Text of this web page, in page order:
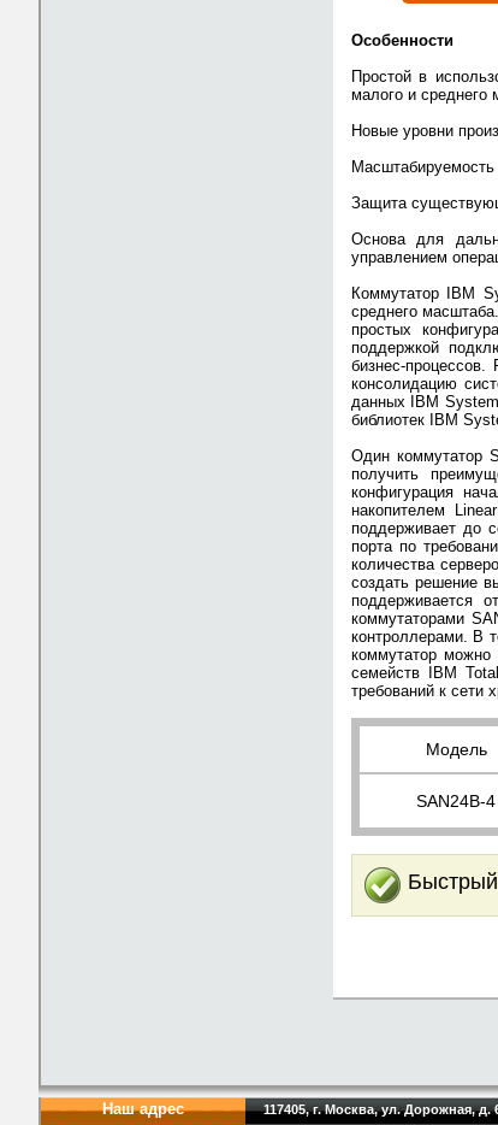
Особенности
Простой в
малого и среднего
Новые уровни
Защита
Основа для
управлением
Коммутатор IBM
среднего
простых
поддержкой
бизнес-
консолидацию
данных IBM
библиотек IBM
Один коммутатор
получить
конфигурация
накопителем
поддерживает до
порта по
количества
создать решение
поддерживается
коммутаторами
контроллерами. В
коммутатор можно
семейств IBM
требований к сети
Модель
SAN24B-4
Быстрый
Наш адрес 117405, г. Москва, ул. Дорожная, д.